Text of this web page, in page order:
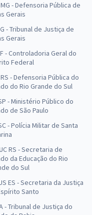
MG - Defensoria Pública de
Gerais
- Tribunal de Justiça de
Gerais
- Controladoria Geral do
Federal
RS - Defensoria Pública do
do Rio Grande do Sul
- Ministério Público do
de São Paulo
- Polícia Militar de Santa
RS - Secretaria de
da Educação do Rio
do Sul
ES - Secretaria da Justiça
Santo
- Tribunal de Justiça do